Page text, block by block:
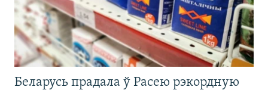
Беларусь прадала ў Расею рэкордную